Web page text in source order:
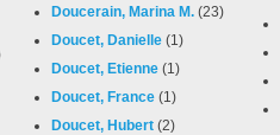
Doucerain, Marina M. (23)
Doucet, Danielle (1)
Doucet, Etienne (1)
Doucet, France (1)
Doucet, Hubert (2)